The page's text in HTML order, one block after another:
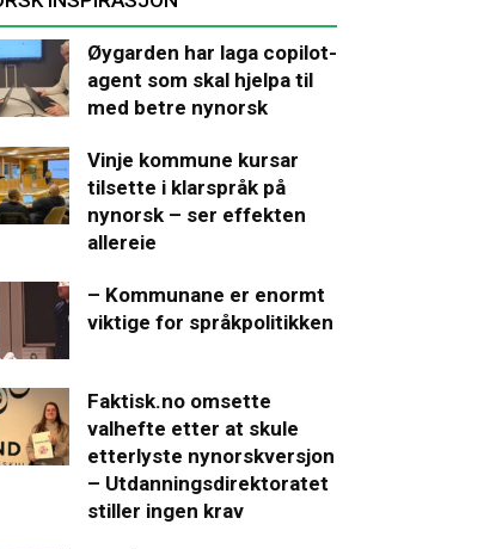
Øygarden har laga copilot-
agent som skal hjelpa til
med betre nynorsk
Vinje kommune kursar
tilsette i klarspråk på
nynorsk – ser effekten
allereie
– Kommunane er enormt
viktige for språkpolitikken
Faktisk.no omsette
valhefte etter at skule
etterlyste nynorskversjon
– Utdanningsdirektoratet
stiller ingen krav